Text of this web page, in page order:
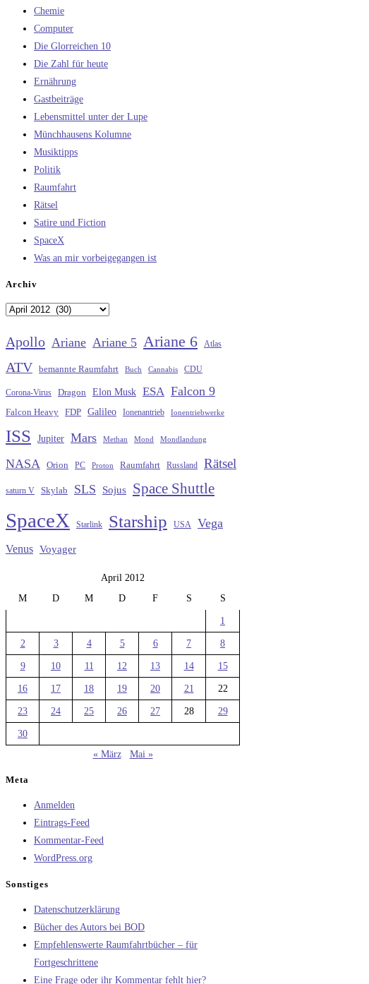
Chemie
Computer
Die Glorreichen 10
Die Zahl für heute
Ernährung
Gastbeiträge
Lebensmittel unter der Lupe
Münchhausens Kolumne
Musiktipps
Politik
Raumfahrt
Rätsel
Satire und Fiction
SpaceX
Was an mir vorbeigegangen ist
Archiv
Archiv
Apollo Ariane Ariane 5 Ariane 6 Atlas
ATV bemannte Raumfahrt Buch Cannabis CDU
Corona-Virus Dragon Elon Musk ESA Falcon 9
Falcon Heavy FDP Galileo Ionenantrieb Ionentriebwerke
ISS Jupiter Mars Methan Mond Mondlandung
NASA Orion PC Proton Raumfahrt Russland Rätsel
saturn V Skylab SLS Sojus Space Shuttle
SpaceX Starlink Starship USA Vega
Venus Voyager
April 2012
M
D M D F S S
1
2 3 4 5 6 7 8
9 10 11 12 13 14 15
16 17 18 19 20 21 22
23 24 25 26 27 28 29
30
« März
Mai »
Meta
Anmelden
Eintrags-Feed
Kommentar-Feed
WordPress.org
Sonstiges
Datenschutzerklärung
Bücher des Autors bei BOD
Empfehlenswerte Raumfahrtbücher – für
Fortgeschrittene
Eine Frage oder ihr Kommentar fehlt hier?